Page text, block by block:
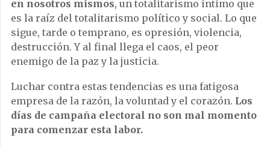
en nosotros mismos, un totalitarismo íntimo que
es la raíz del totalitarismo político y social. Lo que
sigue, tarde o temprano, es opresión, violencia,
destrucción. Y al final llega el caos, el peor
enemigo de la paz y la justicia.
Luchar contra estas tendencias es una fatigosa
empresa de la razón, la voluntad y el corazón. Los
días de campaña electoral no son mal momento
para comenzar esta labor.